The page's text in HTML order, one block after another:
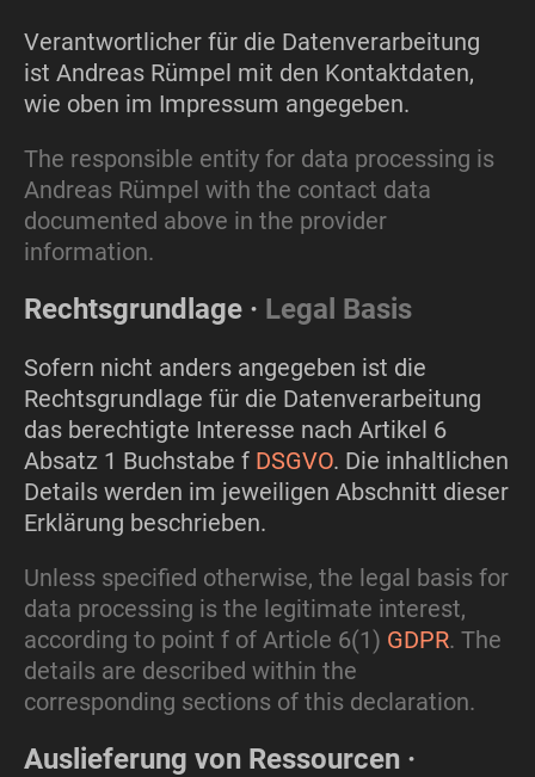
Verantwortlicher für die Datenverarbeitung
ist Andreas Rümpel mit den Kontaktdaten,
wie oben im Impressum angegeben.
The responsible entity for data processing is
Andreas Rümpel with the contact data
documented above in the provider
information.
Rechtsgrundlage · Legal Basis
Sofern nicht anders angegeben ist die
Rechtsgrundlage für die Datenverarbeitung
das berechtigte Interesse nach Artikel 6
Absatz 1 Buchstabe f DSGVO. Die inhaltlichen
Details werden im jeweiligen Abschnitt dieser
Erklärung beschrieben.
Unless specified otherwise, the legal basis for
data processing is the legitimate interest,
according to point f of Article 6(1) GDPR. The
details are described within the
corresponding sections of this declaration.
Auslieferung von Ressourcen ·